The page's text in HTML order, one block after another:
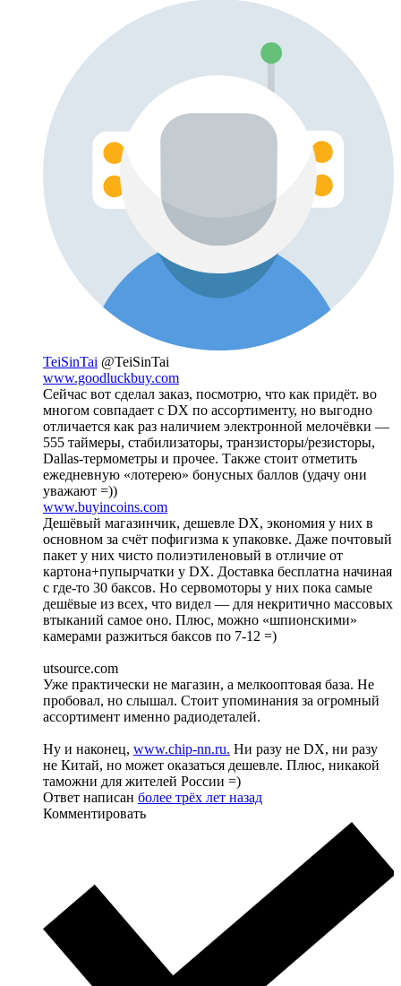
TeiSinTai @TeiSinTai
www.goodluckbuy.com
Сейчас вот сделал заказ, посмотрю, что как придёт. во
многом совпадает с DX по ассортименту, но выгодно
отличается как раз наличием электронной мелочёвки —
555 таймеры, стабилизаторы, транзисторы/резисторы,
Dallas-термометры и прочее. Также стоит отметить
ежедневную «лотерею» бонусных баллов (удачу они
уважают =))
www.buyincoins.com
Дешёвый магазинчик, дешевле DX, экономия у них в
основном за счёт пофигизма к упаковке. Даже почтовый
пакет у них чисто полиэтиленовый в отличие от
картона+пупырчатки у DX. Доставка бесплатна начиная
с где-то 30 баксов. Но сервомоторы у них пока самые
дешёвые из всех, что видел — для некритично массовых
втыканий самое оно. Плюс, можно «шпионскими»
камерами разжиться баксов по 7-12 =)
utsource.com
Уже практически не магазин, а мелкооптовая база. Не
пробовал, но слышал. Стоит упоминания за огромный
ассортимент именно радиодеталей.
Ну и наконец, www.chip-nn.ru. Ни разу не DX, ни разу
не Китай, но может оказаться дешевле. Плюс, никакой
таможни для жителей России =)
Ответ написан более трёх лет назад
Комментировать